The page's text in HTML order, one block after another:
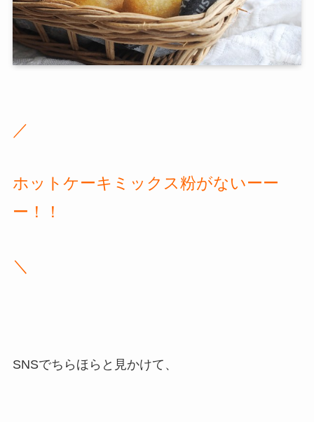
／
ホットケーキミックス粉がないーー
ー！！
＼
SNSでちらほらと見かけて、